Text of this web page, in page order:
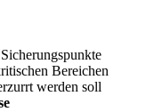
Bereichen
werden soll